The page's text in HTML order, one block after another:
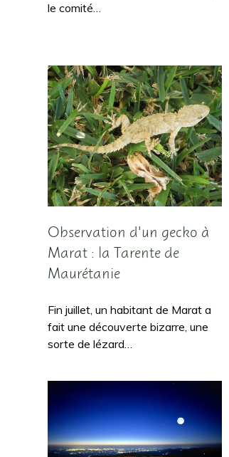
le comité…
Observation d'un gecko à
Marat : la Tarente de
Maurétanie
Fin juillet, un habitant de Marat a
fait une découverte bizarre, une
sorte de lézard…